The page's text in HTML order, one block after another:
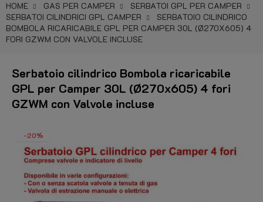
HOME GAS PER CAMPER
SERBATOI GPL PER CAMPER
SERBATOI CILINDRICI GPL CAMPER
SERBATOIO CILINDRICO
BOMBOLA RICARICABILE GPL PER CAMPER 30L (Ø270X605) 4
FORI GZWM CON VALVOLE INCLUSE
Serbatoio cilindrico Bombola ricaricabile
GPL per Camper 30L (Ø270x605) 4 fori
GZWM con Valvole incluse
-20%